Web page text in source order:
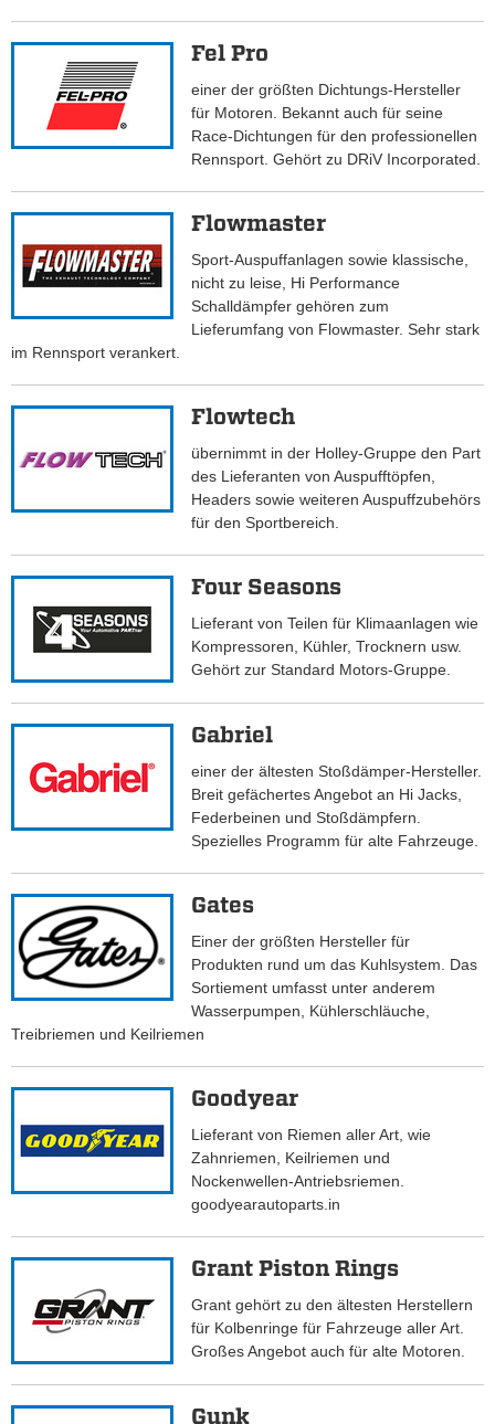
Fel Pro
einer der größten Dichtungs-Hersteller
für Motoren. Bekannt auch für seine
Race-Dichtungen für den professionellen
Rennsport. Gehört zu DRiV Incorporated.
Flowmaster
Sport-Auspuffanlagen sowie klassische,
nicht zu leise, Hi Performance
Schalldämpfer gehören zum
Lieferumfang von Flowmaster. Sehr stark
im Rennsport verankert.
Flowtech
übernimmt in der Holley-Gruppe den Part
des Lieferanten von Auspufftöpfen,
Headers sowie weiteren Auspuffzubehörs
für den Sportbereich.
Four Seasons
Lieferant von Teilen für Klimaanlagen wie
Kompressoren, Kühler, Trocknern usw.
Gehört zur Standard Motors-Gruppe.
Gabriel
einer der ältesten Stoßdämper-Hersteller.
Breit gefächertes Angebot an Hi Jacks,
Federbeinen und Stoßdämpfern.
Spezielles Programm für alte Fahrzeuge.
Gates
Einer der größten Hersteller für
Produkten rund um das Kuhlsystem. Das
Sortiement umfasst unter anderem
Wasserpumpen, Kühlerschläuche,
Treibriemen und Keilriemen
Goodyear
Lieferant von Riemen aller Art, wie
Zahnriemen, Keilriemen und
Nockenwellen-Antriebsriemen.
goodyearautoparts.in
Grant Piston Rings
Grant gehört zu den ältesten Herstellern
für Kolbenringe für Fahrzeuge aller Art.
Großes Angebot auch für alte Motoren.
Gunk